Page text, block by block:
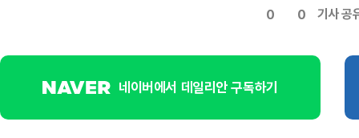
0 0 기사 공
네이버에서 데일리안 구독하기